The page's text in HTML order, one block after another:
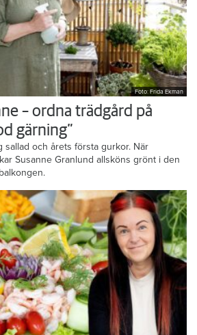
Foto: Frida Ekman
– ordna trädgård på
gärning”
sallad och årets första gurkor. När
Susanne Granlund allsköns grönt i den